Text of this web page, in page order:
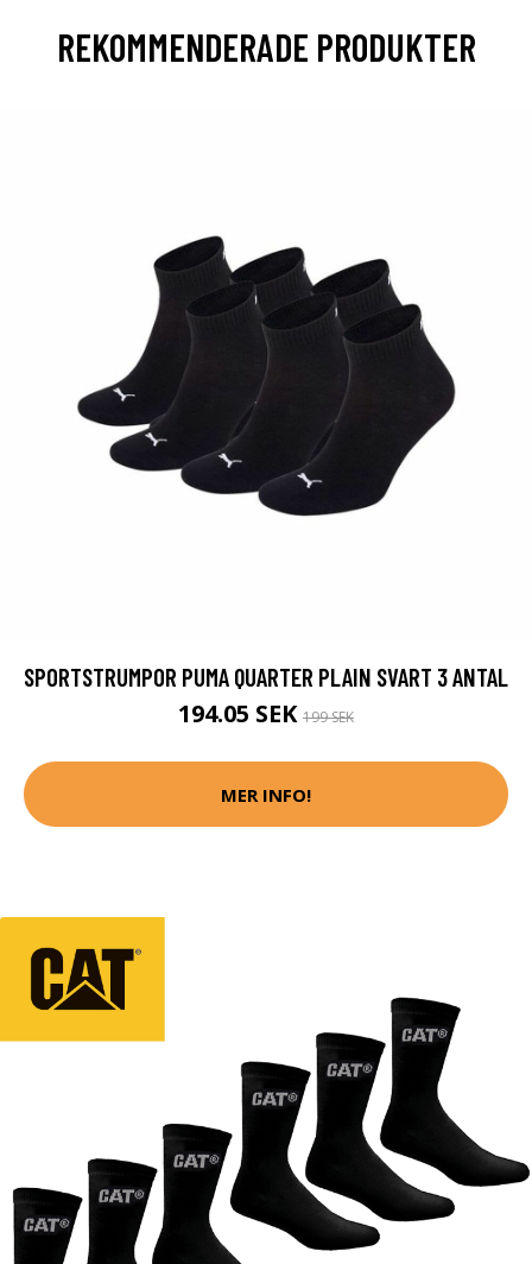
REKOMMENDERADE PRODUKTER
SPORTSTRUMPOR PUMA QUARTER PLAIN SVART 3 ANTAL
194.05 SEK 199 SEK
MER INFO!